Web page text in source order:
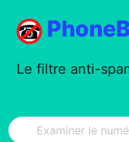
Le filtre anti-